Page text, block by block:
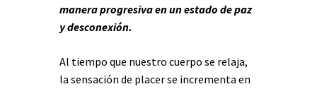
manera progresiva en un estado de paz
y desconexión.
Al tiempo que nuestro cuerpo se relaja,
la sensación de placer se incrementa en